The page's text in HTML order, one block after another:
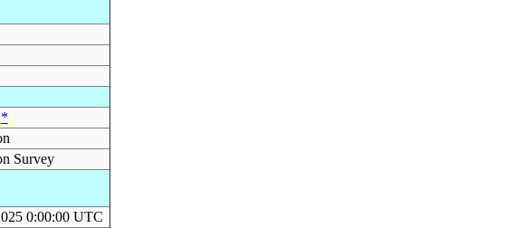
*
Survey
0:00:00 UTC